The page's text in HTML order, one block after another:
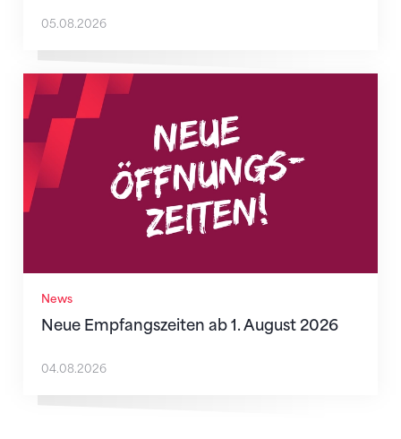
05.08.2026
News
Neue Empfangszeiten ab 1. August 2026
Neue Empfangszeiten ab 1. August 2026
04.08.2026